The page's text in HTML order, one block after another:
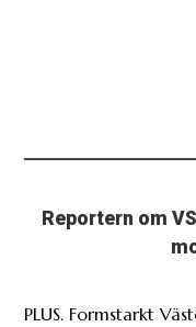
Reportern om
PLUS. Formstarkt